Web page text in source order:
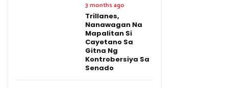
3 months ago
Trillanes,
Nanawagan Na
Mapalitan Si
Cayetano Sa
Gitna Ng
Kontrobersiya Sa
Senado